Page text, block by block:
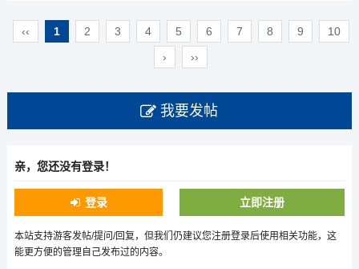
‹‹ 1 2 3 4 5 6 7 8 9
10
›
››
我要发帖
亲，您还没有登录！
登录 立即注册
本站支持游客发帖/提问/回复，但我们仍建议您注册登录后使用相关功能，这
能更方便的管理自己发布过的内容。